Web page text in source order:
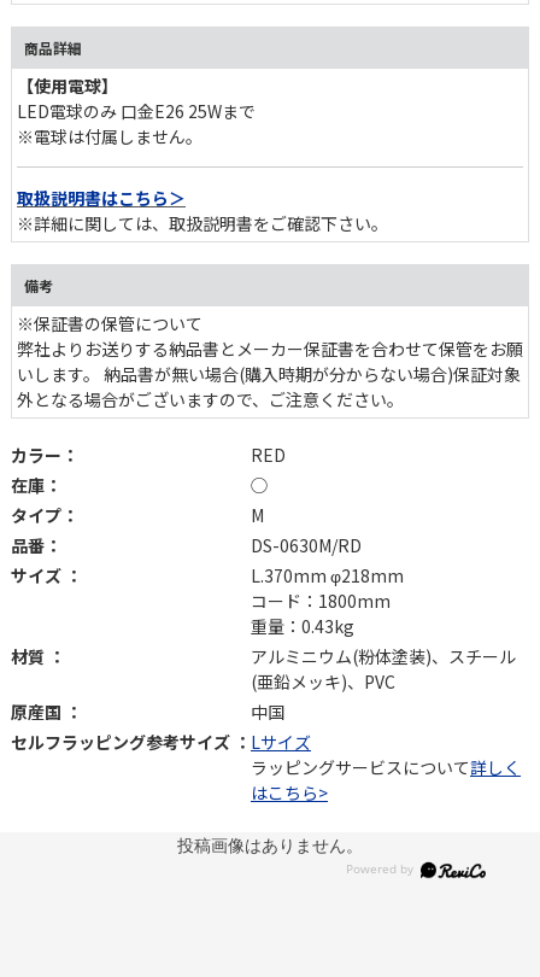
商品詳細
【使用電球】
LED電球のみ 口金E26 25Wまで
※電球は付属しません。
取扱説明書はこちら＞
※詳細に関しては、取扱説明書をご確認下さい。
備考
※保証書の保管について
弊社よりお送りする納品書とメーカー保証書を合わせて保管をお願
いします。 納品書が無い場合(購入時期が分からない場合)保証対象
外となる場合がございますので、ご注意ください。
カラー：
RED
在庫：
◯
タイプ：
M
品番：
DS-0630M/RD
サイズ ：
L.370mm φ218mm
コード：1800mm
重量：0.43kg
材質 ：
アルミニウム(粉体塗装)、スチール
(亜鉛メッキ)、PVC
原産国 ：
中国
セルフラッピング参考サイズ ： Lサイズ
ラッピングサービスについて詳しく
はこちら>
投稿画像はありません。